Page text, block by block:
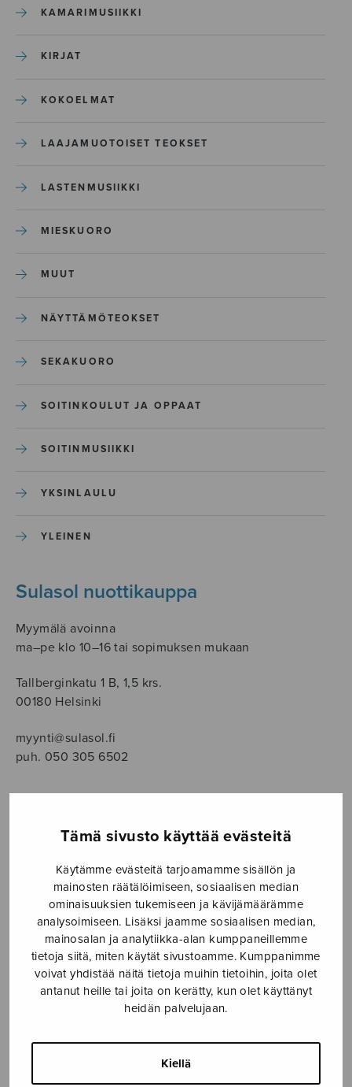
Tämä sivusto käyttää evästeitä
Käytämme evästeitä tarjoamamme sisällön ja
mainosten räätälöimiseen, sosiaalisen median
ominaisuuksien tukemiseen ja kävijämäärämme
analysoimiseen. Lisäksi jaamme sosiaalisen median,
mainosalan ja analytiikka-alan kumppaneillemme
tietoja siitä, miten käytät sivustoamme. Kumppanimme
voivat yhdistää näitä tietoja muihin tietoihin, joita olet
antanut heille tai joita on kerätty, kun olet käyttänyt
heidän palvelujaan.
Kiellä
KAMARIMUSIIKKI
KIRJAT
KOKOELMAT
LAAJAMUOTOISET TEOKSET
LASTENMUSIIKKI
MIESKUORO
MUUT
NÄYTTÄMÖTEOKSET
SEKAKUORO
SOITINKOULUT JA OPPAAT
SOITINMUSIIKKI
YKSINLAULU
YLEINEN
Sulasol nuottikauppa
Myymälä avoinna
ma–pe klo 10–16 tai sopimuksen mukaan
Tallberginkatu 1 B, 1,5 krs.
00180 Helsinki
myynti@sulasol.fi
puh. 050 305 6502
NÄYTÄ KARTALLA
Etusivu › Nuottikauppa › Sekakuoro › Talvilaulu
Talvilaulu